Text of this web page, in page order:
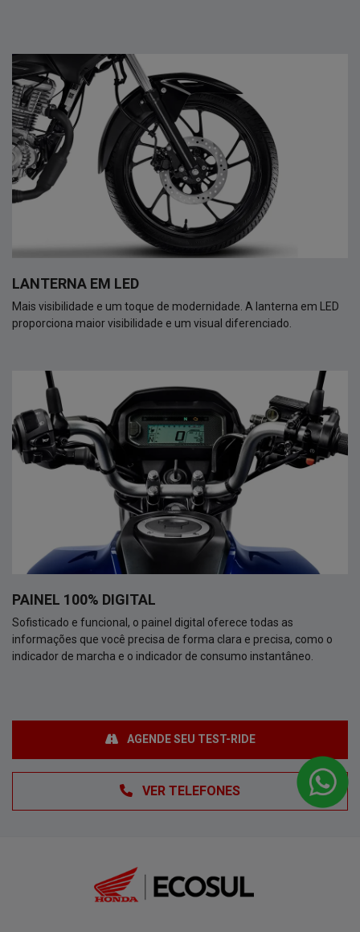
LANTERNA EM LED
Mais visibilidade e um toque de modernidade. A lanterna em LED
proporciona maior visibilidade e um visual diferenciado.
PAINEL 100% DIGITAL
Sofisticado e funcional, o painel digital oferece todas as
informações que você precisa de forma clara e precisa, como o
indicador de marcha e o indicador de consumo instantâneo.
VER TELEFONES
AGENDE SEU TEST-RIDE